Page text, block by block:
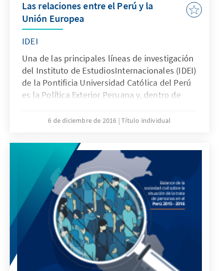
Las relaciones entre el Perú y la
Unión Europea
IDEI
Una de las principales líneas de investigación
del Instituto de EstudiosInternacionales (IDEI)
de la Pontificia Universidad Católica del Perú
es la Política Exterior Peruana y, dentro de
explorados en la literatura nacional. Este es el
la Europa comunitaria, no obstante los
importantes niveles de comercio, inversión,
cooperación ydiálogo político existentes
entre ambos.
6 de diciembre de 2016 Título individual